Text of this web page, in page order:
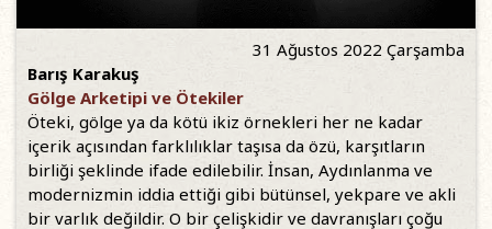
31 Ağustos 2022 Çarşamba
Barış Karakuş
Gölge Arketipi ve Ötekiler
Öteki, gölge ya da kötü ikiz örnekleri her ne kadar
içerik açısından farklılıklar taşısa da özü, karşıtların
birliği şeklinde ifade edilebilir. İnsan, Aydınlanma ve
modernizmin iddia ettiği gibi bütünsel, yekpare ve akli
bir varlık değildir. O bir çelişkidir ve davranışları çoğu